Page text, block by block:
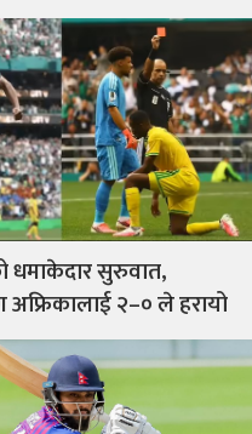
धमाकेदार सुरुवात,
२–० ले हरायो